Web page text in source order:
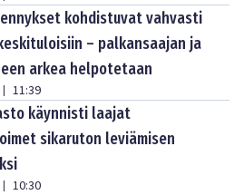
kohdistuvat vahvasti
– palkansaajan ja
arkea helpotetaan
| 11:39
käynnisti laajat
sikaruton leviämisen
| 10:30